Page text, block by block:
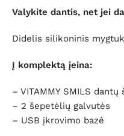
Valykite dantis, net jei
Didelis silikoninis
Į komplektą įeina:
– VITAMMY SMILS dantų
– 2 šepetėlių galvutės
– USB įkrovimo bazė